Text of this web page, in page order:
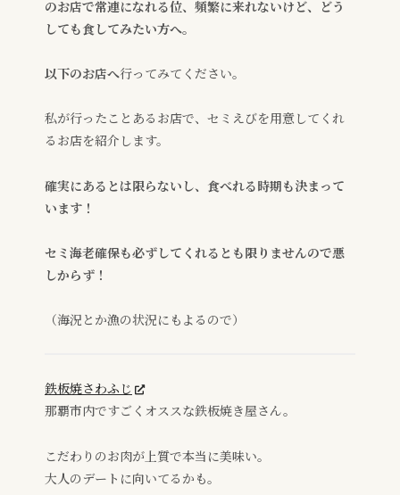
のお店で常連になれる位、頻繁に来れないけど、どう
しても食してみたい方へ。
以下のお店へ行ってみてください。
私が行ったことあるお店で、セミえびを用意してくれ
るお店を紹介します。
確実にあるとは限らないし、食べれる時期も決まって
います！
セミ海老確保も必ずしてくれるとも限りませんので悪
しからず！
（海況とか漁の状況にもよるので）
鉄板焼さわふじ
那覇市内ですごくオススな鉄板焼き屋さん。
こだわりのお肉が上質で本当に美味い。
大人のデートに向いてるかも。